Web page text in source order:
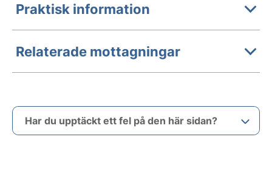
Praktisk information
Relaterade mottagningar
Har du upptäckt ett fel på den här sidan?